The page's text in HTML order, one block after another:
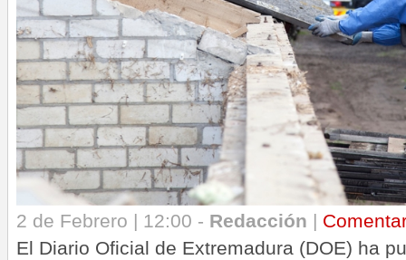
2 de Febrero | 12:00 - Redacción |
El Diario Oficial de Extremadura (DOE) ha